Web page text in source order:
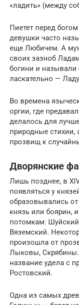
«ладить» (между
Пиетет перед
девушки часто
еще Любичем. А
своих зазноб
богини и
ласкательно —
Во времена
оргии, где
делалось для
природные стихии,
прозвищ к
Дворянские
Лишь позднее, в
появляться у
образовывались
князь или боярин,
потомкам:
Вяземский.
произошла от
Лыковы,
название удела с
Ростовский.
Одна из самых